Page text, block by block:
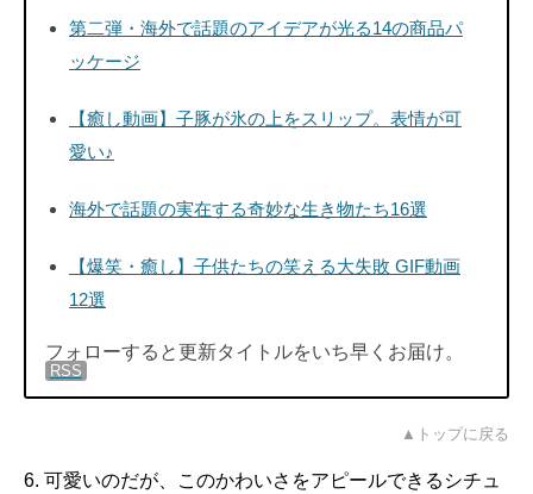
第二弾・海外で話題のアイデアが光る14の商品パ
ッケージ
【癒し動画】子豚が氷の上をスリップ。表情が可
愛い♪
海外で話題の実在する奇妙な生き物たち16選
【爆笑・癒し】子供たちの笑える大失敗 GIF動画
12選
フォローすると更新タイトルをいち早くお届け。
RSS
▲トップに戻る
6. 可愛いのだが、このかわいさをアピールできるシチュ